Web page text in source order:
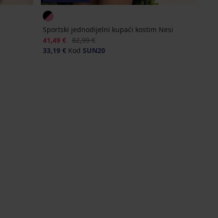
Sportski jednodijelni kupaći kostim Nesi
Popust
41,49 € Prvobitna cijena
82,99 €
33,19 €Kod SUN20